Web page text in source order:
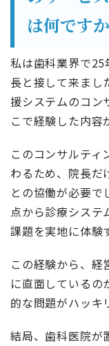
は何です
私は歯科業界で
長と接して来まし
援システムのコン
こで経験した内容
このコンサルティ
わるため、院長だ
との協働が必要で
点から診療システ
課題を実地に体験
この経験から、
に直面しているの
的な問題がハッキ
結局、歯科医院が